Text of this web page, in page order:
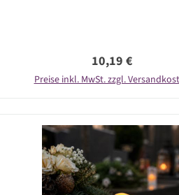
Regulärer Preis:
10,19 €
Preise inkl. MwSt. zzgl.